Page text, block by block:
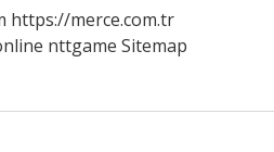
https://merce.com.tr
nttgame Sitemap